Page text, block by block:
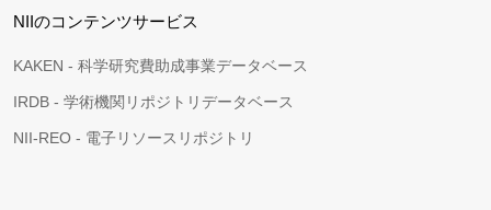
NIIのコンテンツサービス
KAKEN - 科学研究費助成事業データベース
IRDB - 学術機関リポジトリデータベース
NII-REO - 電子リソースリポジトリ